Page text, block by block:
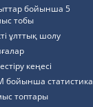
бойынша 5
тобы
ұлттық шолу
кеңесі
бойынша статистика
топтары